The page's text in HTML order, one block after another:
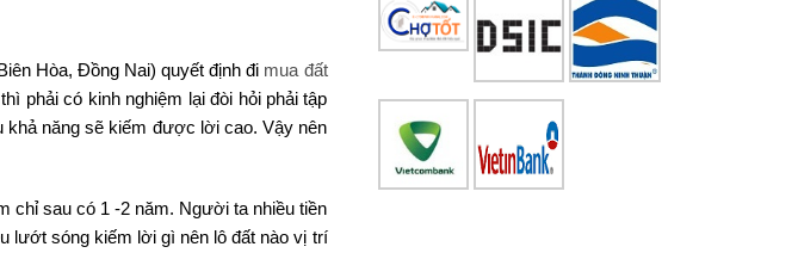
Hòa, Đồng Nai) quyết định đi mua đất
phải có kinh nghiệm lại đòi hỏi phải tập
khả năng sẽ kiếm được lời cao. Vậy nên
chỉ sau có 1 -2 năm. Người ta nhiều tiền
lướt sóng kiếm lời gì nên lô đất nào vị trí